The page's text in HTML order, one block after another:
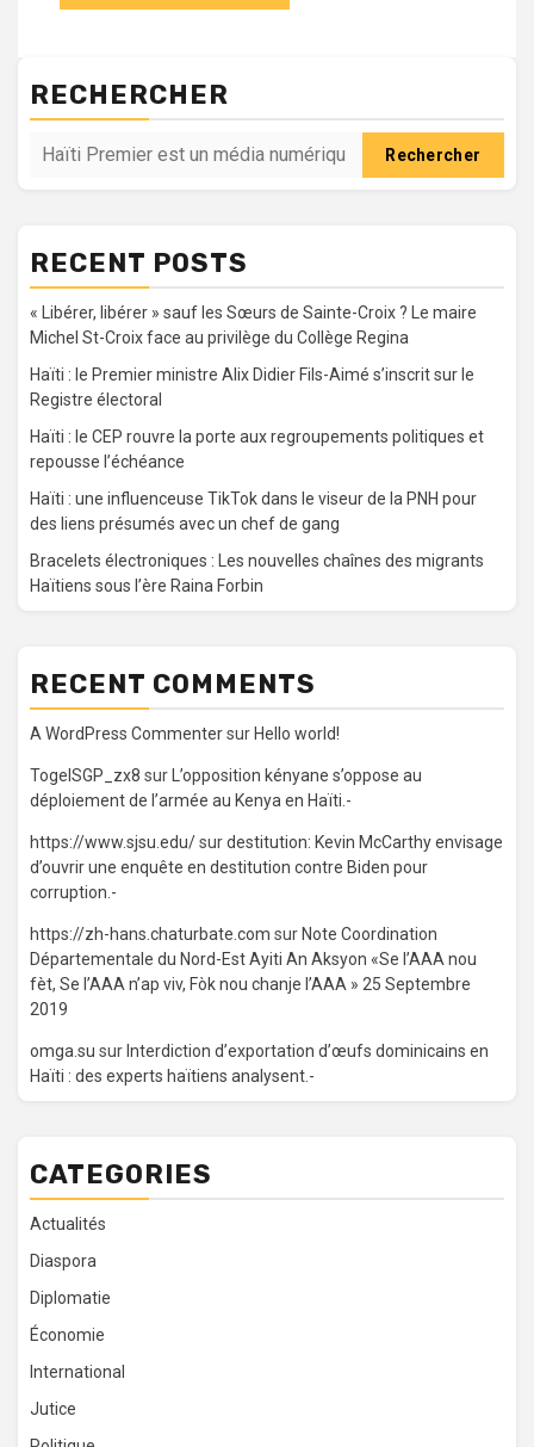
RECHERCHER
Rechercher
RECENT POSTS
« Libérer, libérer » sauf les Sœurs de Sainte-Croix ? Le maire
Michel St-Croix face au privilège du Collège Regina
Haïti : le Premier ministre Alix Didier Fils-Aimé s’inscrit sur le
Registre électoral
Haïti : le CEP rouvre la porte aux regroupements politiques et
repousse l’échéance
Haïti : une influenceuse TikTok dans le viseur de la PNH pour
des liens présumés avec un chef de gang
Bracelets électroniques : Les nouvelles chaînes des migrants
Haïtiens sous l’ère Raina Forbin
RECENT COMMENTS
A WordPress Commentersur Hello world!
TogelSGP_zx8 sur
L’opposition kényane s’oppose au
déploiement de l’armée au Kenya en Haïti.-
https://www.sjsu.edu/surdestitution: Kevin McCarthy envisage
d’ouvrir une enquête en destitution contre Biden pour
corruption.-
https://zh-hans.chaturbate.com sur Note Coordination
Départementale du Nord-Est Ayiti An Aksyon «Se l’AAA nou
fèt, Se l’AAA n’ap viv, Fòk nou chanje l’AAA » 25 Septembre
2019
omga.su sur Interdiction d’exportation d’œufs dominicains en
Haïti : des experts haïtiens analysent.-
CATEGORIES
Actualités
Diaspora
Diplomatie
Économie
International
Jutice